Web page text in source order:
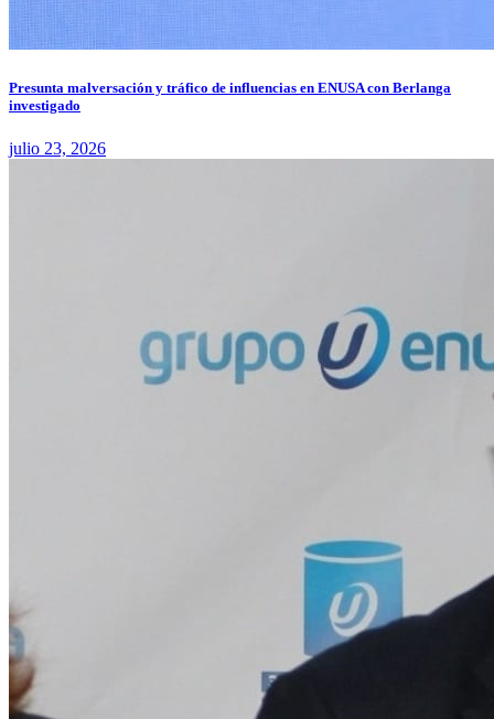
Presunta malversación y tráfico de influencias en ENUSA con Berlanga
investigado
julio 23, 2026